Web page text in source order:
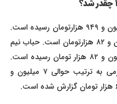
حباب سکه امامی امروز به ۹ میلیون و ۹۴۹ هزارتومان رسیده است.
حباب سکه بهارآزادی نیز ۲ میلیون و ۸۲ هزارتومان است. حباب نیم
سکه رکورد زده است و به ۸ میلیون و ۸۲ هزار تومان رسیده است.
حباب ربع سکه و حباب سکه گرمی به ترتیب حوالی ۷ میلیون و